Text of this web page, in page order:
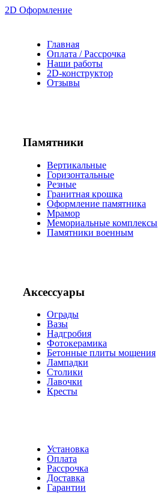
2D Оформление
Главная
Оплата / Рассрочка
Наши работы
2D-конструктор
Отзывы
Памятники
Вертикальные
Горизонтальные
Резные
Гранитная крошка
Оформление памятника
Мрамор
Мемориальные комплексы
Памятники военным
Аксессуары
Ограды
Вазы
Надгробия
Фотокерамика
Бетонные плиты мощения
Лампадки
Столики
Лавочки
Кресты
Установка
Оплата
Рассрочка
Доставка
Гарантии